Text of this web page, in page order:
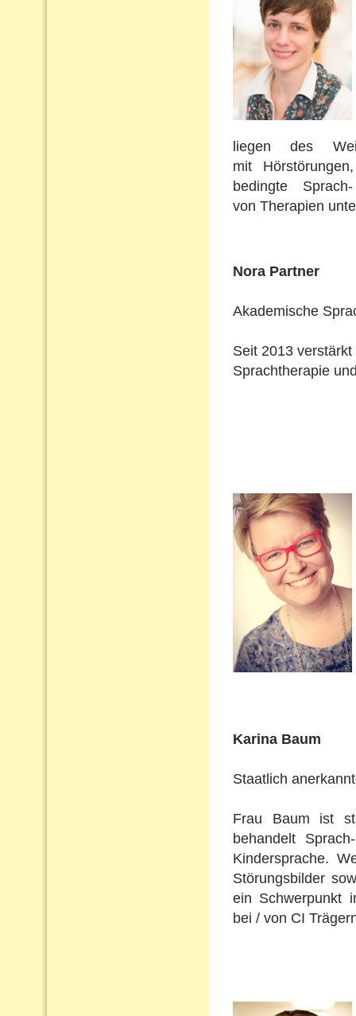
liegen des
mit
bedingte
von Therapien
Nora Partner
Akademische
Seit 2013
Sprachtherapie
Karina Baum
Staatlich
Frau Baum ist
behandelt
Kindersprache.
Störungsbilder
ein Schwerpunkt
bei / von CI